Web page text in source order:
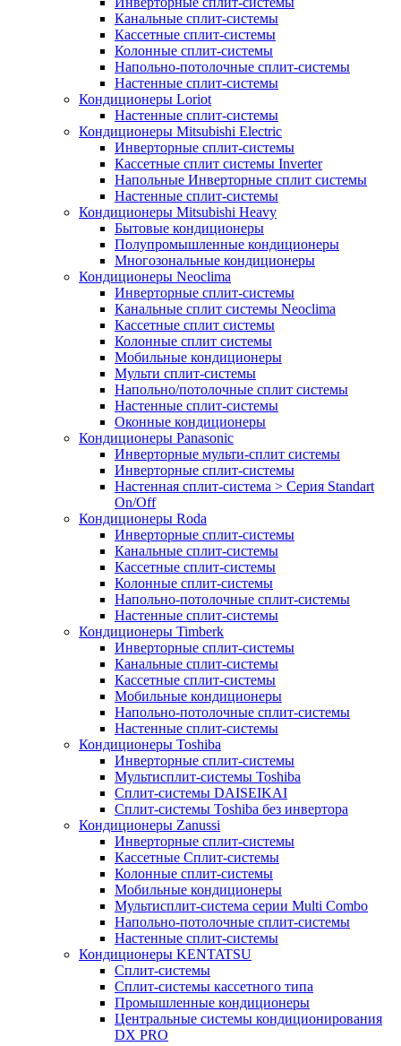
Канальные сплит-системы
Кассетные сплит-системы
Колонные сплит-системы
Напольно-потолочные сплит-системы
Настенные сплит-системы
Кондиционеры Loriot
Настенные сплит-системы
Кондиционеры Mitsubishi Electric
Инверторные сплит-системы
Кассетные сплит системы Inverter
Напольные Инверторные сплит системы
Настенные сплит-системы
Кондиционеры Mitsubishi Heavy
Бытовые кондиционеры
Полупромышленные кондиционеры
Многозональные кондиционеры
Кондиционеры Neoclima
Инверторные сплит-системы
Канальные сплит системы Neoclima
Кассетные сплит системы
Колонные сплит системы
Мобильные кондиционеры
Мульти сплит-системы
Напольно/потолочные сплит системы
Настенные сплит-системы
Оконные кондиционеры
Кондиционеры Panasonic
Инверторные мульти-сплит системы
Инверторные сплит-системы
Настенная сплит-система > Серия Standart
On/Off
Кондиционеры Roda
Инверторные сплит-системы
Канальные сплит-системы
Кассетные сплит-системы
Колонные сплит-системы
Напольно-потолочные сплит-системы
Настенные сплит-системы
Кондиционеры Timberk
Инверторные сплит-системы
Канальные сплит-системы
Кассетные сплит-системы
Мобильные кондиционеры
Напольно-потолочные сплит-системы
Настенные сплит-системы
Кондиционеры Toshiba
Инверторные сплит-системы
Мультисплит-системы Toshiba
Сплит-системы DAISEIKAI
Сплит-системы Toshiba без инвертора
Кондиционеры Zanussi
Инверторные сплит-системы
Кассетные Сплит-системы
Колонные сплит-системы
Мобильные кондиционеры
Мультисплит-система серии Multi Combo
Напольно-потолочные сплит-системы
Настенные сплит-системы
Кондиционеры KENTATSU
Сплит-системы
Сплит-системы кассетного типа
Промышленные кондиционеры
Центральные системы кондиционирования
DX PRO